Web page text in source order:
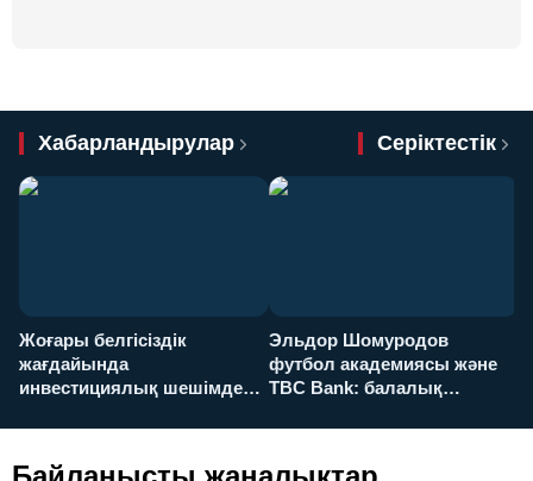
Хабарландырулар Серіктестік
Жоғары белгісіздік
жағдайында
инвестициялық шешімдер
Эльдор Шомуродов
футбол академиясы және
TBC Bank: балалық